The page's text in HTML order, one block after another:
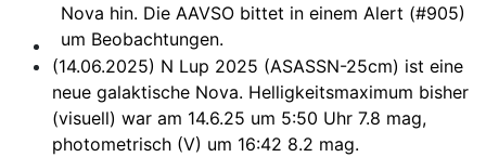
Nova hin. Die AAVSO bittet in einem Alert (#905)
um Beobachtungen.
(14.06.2025) N Lup 2025 (ASASSN-25cm) ist eine
neue galaktische Nova. Helligkeitsmaximum bisher
(visuell) war am 14.6.25 um 5:50 Uhr 7.8 mag,
photometrisch (V) um 16:42 8.2 mag.